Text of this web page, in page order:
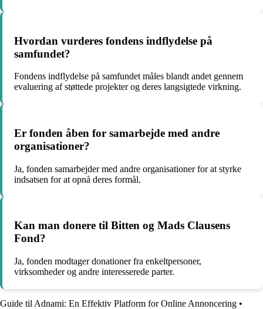
Hvordan vurderes fondens indflydelse på
samfundet?
Fondens indflydelse på samfundet måles blandt andet gennem
evaluering af støttede projekter og deres langsigtede virkning.
Er fonden åben for samarbejde med andre
organisationer?
Ja, fonden samarbejder med andre organisationer for at styrke
indsatsen for at opnå deres formål.
Kan man donere til Bitten og Mads Clausens
Fond?
Ja, fonden modtager donationer fra enkeltpersoner,
virksomheder og andre interesserede parter.
Guide til Adnami: En Effektiv Platform for Online Annoncering •